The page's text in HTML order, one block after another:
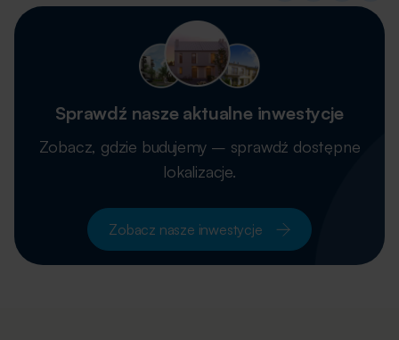
Sprawdź nasze aktualne inwestycje
Zobacz, gdzie budujemy – sprawdź dostępne
lokalizacje.
Zobacz nasze inwestycje